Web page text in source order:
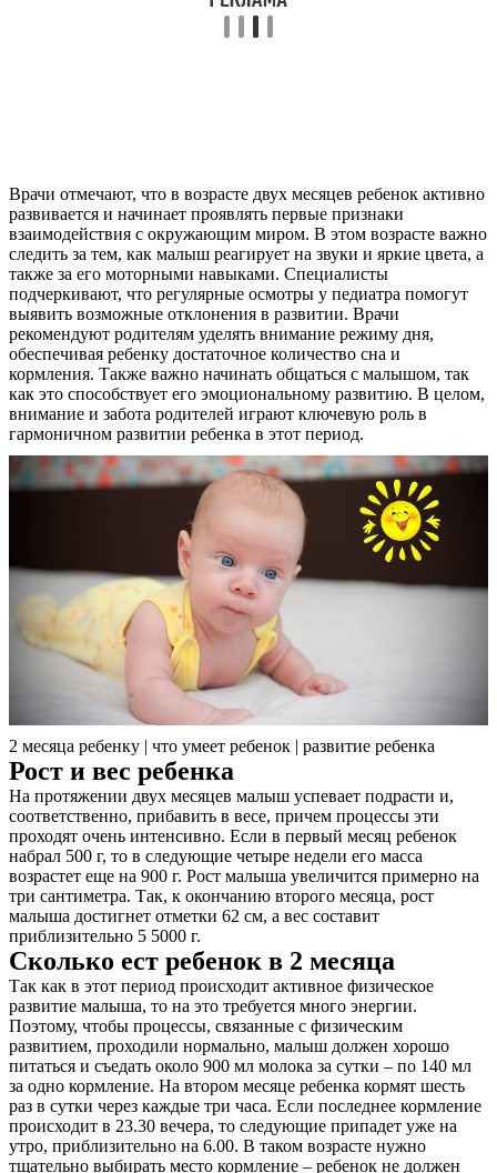
Врачи отмечают, что в возрасте двух месяцев ребенок активно
развивается и начинает проявлять первые признаки
взаимодействия с окружающим миром. В этом возрасте важно
следить за тем, как малыш реагирует на звуки и яркие цвета, а
также за его моторными навыками. Специалисты
подчеркивают, что регулярные осмотры у педиатра помогут
выявить возможные отклонения в развитии. Врачи
рекомендуют родителям уделять внимание режиму дня,
обеспечивая ребенку достаточное количество сна и
кормления. Также важно начинать общаться с малышом, так
как это способствует его эмоциональному развитию. В целом,
внимание и забота родителей играют ключевую роль в
гармоничном развитии ребенка в этот период.
2 месяца ребенку | что умеет ребенок | развитие ребенка
Рост и вес ребенка
На протяжении двух месяцев малыш успевает подрасти и,
соответственно, прибавить в весе, причем процессы эти
проходят очень интенсивно. Если в первый месяц ребенок
набрал 500 г, то в следующие четыре недели его масса
возрастет еще на 900 г. Рост малыша увеличится примерно на
три сантиметра. Так, к окончанию второго месяца, рост
малыша достигнет отметки 62 см, а вес составит
приблизительно 5 5000 г.
Сколько ест ребенок в 2 месяца
Так как в этот период происходит активное физическое
развитие малыша, то на это требуется много энергии.
Поэтому, чтобы процессы, связанные с физическим
развитием, проходили нормально, малыш должен хорошо
питаться и съедать около 900 мл молока за сутки – по 140 мл
за одно кормление. На втором месяце ребенка кормят шесть
раз в сутки через каждые три часа. Если последнее кормление
происходит в 23.30 вечера, то следующие припадет уже на
утро, приблизительно на 6.00. В таком возрасте нужно
тщательно выбирать место кормление – ребенок не должен